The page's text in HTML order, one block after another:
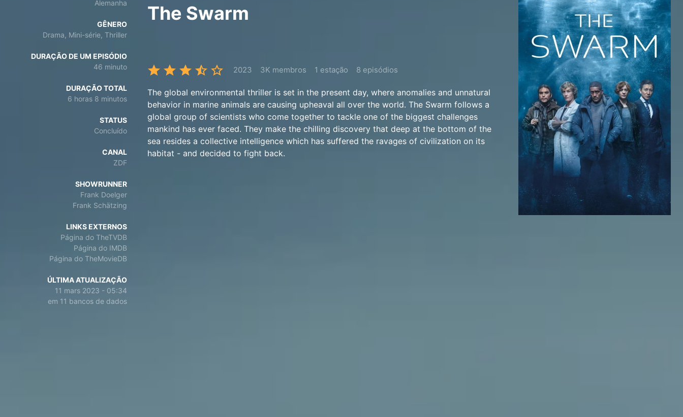
Alemanha
GÊNERO
Drama, Mini-série, Thriller
DURAÇÃO DE UM EPISÓDIO
46 minuto
DURAÇÃO TOTAL
6 horas 8 minutos
STATUS
Concluído
CANAL
ZDF
SHOWRUNNER
Frank Doelger
Frank Schätzing
LINKS EXTERNOS
Página do TheTVDB
Página do IMDB
Página do TheMovieDB
ÚLTIMA ATUALIZAÇÃO
11 mars 2023 - 05:34
em 11 bancos de dados
The Swarm
2023 3K membros 1 estação 8 episódios
The global environmental thriller is set in the present day, where anomalies and unnatural
behavior in marine animals are causing upheaval all over the world. The Swarm follows a
global group of scientists who come together to tackle one of the biggest challenges
mankind has ever faced. They make the chilling discovery that deep at the bottom of the
sea resides a collective intelligence which has suffered the ravages of civilization on its
habitat - and decided to fight back.